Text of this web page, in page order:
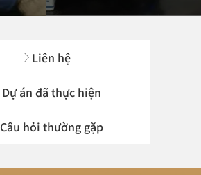
Liên hệ
Dự án đã thực hiện
Câu hỏi thường gặp